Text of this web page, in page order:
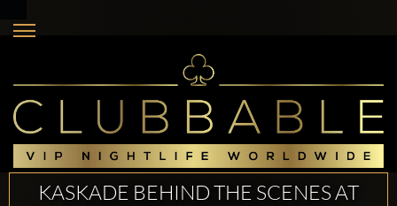
KASKADE BEHIND THE SCENES AT